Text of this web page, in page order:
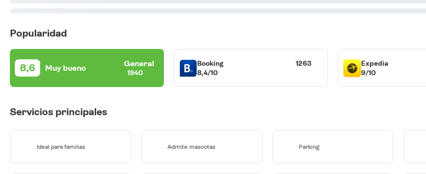
Popularidad
8,6 Muy bueno General
1940
Booking
8,4/10
1263
Expedia
9/10
Servicios principales
Ideal para familias Admite mascotas Parking